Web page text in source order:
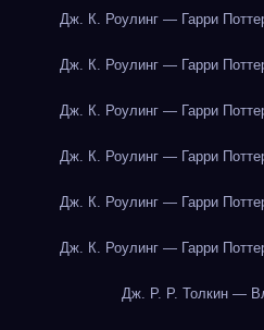
Дж. К. Роулинг — Гарри
Дж. К. Роулинг — Гарри
Дж. К. Роулинг — Гарри
Дж. К. Роулинг — Гарри
Дж. К. Роулинг — Гарри
Дж. К. Роулинг — Гарри
Дж. Р. Р. Толкин —